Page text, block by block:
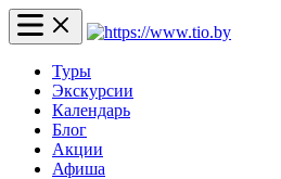
Туры
Экскурсии
Календарь
Блог
Акции
Афиша